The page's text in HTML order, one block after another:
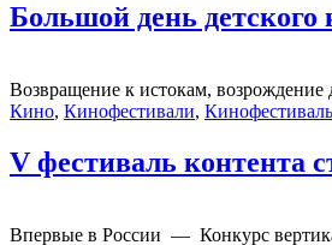
Большой день
Возвращение к истокам, возрождение
Кино, Кинофестивали, Кинофестиваль
V фестиваль контента
Впервые в России — Конкурс